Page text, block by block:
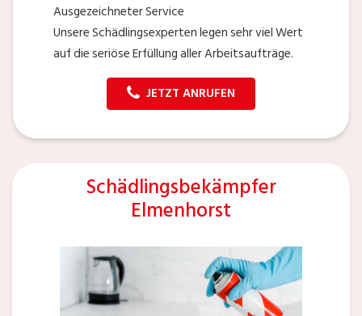
Ausgezeichneter Service
Unsere Schädlingsexperten legen sehr viel Wert
auf die seriöse Erfüllung aller Arbeitsaufträge.
JETZT ANRUFEN
Schädlingsbekämpfer
Elmenhorst